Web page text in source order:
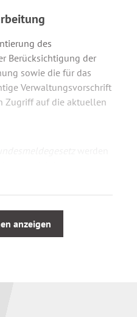
des
Berücksichtigung der
sowie die für das
Verwaltungsvorschrift
Zugriff auf die aktuellen
ebenso behandelt
der An- und Abmeldung
besonderen
anzeigen